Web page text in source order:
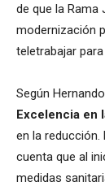
de que la
modernización
teletrabajar
Según
Excelencia en
en la reducción.
cuenta que al
medidas